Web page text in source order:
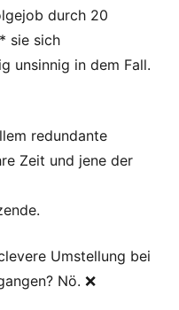
durch 20
sie sich
unsinnig in dem Fall.
redundante
Zeit und jene der
Umstellung bei
Nö. ❌️